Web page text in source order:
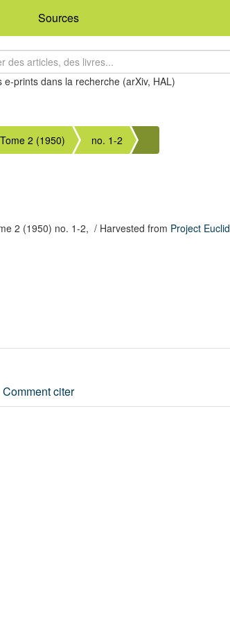
Sources
e-prints dans la recherche (arXiv, HAL)
Tome 2 (1950) no. 1-2
2 (1950) no. 1-2, / Harvested from Project Euclid
Comment citer